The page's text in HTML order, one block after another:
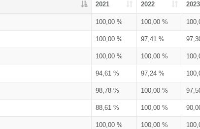
2021 2022 2023
100,00 % 100,00 %
100,00 % 97,41 %
100,00 % 100,00 %
94,61 % 97,24 %
98,78 % 100,00 %
88,61 % 100,00 %
100,00 % 100,00 %